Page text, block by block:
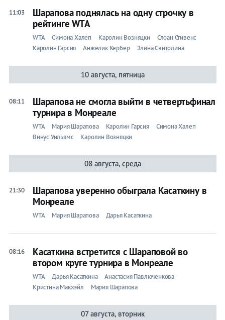
11:03
Шарапова поднялась на одну строчку в
рейтинге WTA
WTA Симона Халеп Каролин Возняцки
Слоан Стивенс
Каролин Гарсия
Анжелик Кербер Элина Свитолина
10 августа, пятница
08:11
Шарапова не смогла выйти в четвертьфинал
турнира в Монреале
WTA Мария Шарапова Каролин Гарсия
Симона Халеп
Винус Уильямс
Каролин Возняцки
08 августа, среда
21:30
Шарапова уверенно обыграла Касаткину в
Монреале
WTA Мария Шарапова Дарья Касаткина
08:16
Касаткина встретится с Шараповой во
втором круге турнира в Монреале
WTA Дарья Касаткина
Анастасия Павлюченкова
Кристина Макхэйл
Мария Шарапова
07 августа, вторник